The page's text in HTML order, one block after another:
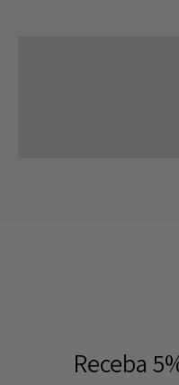
Receba